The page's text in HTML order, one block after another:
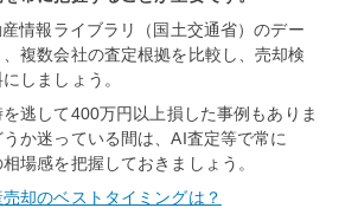
情報ライブラリ（国土交通省）のデー
複数会社の査定根拠を比較し、売却検
しましょう。
逃して400万円以上損した事例もありま
か迷っている間は、AI査定等で常に
相場感を把握しておきましょう。
却のベストタイミングは？